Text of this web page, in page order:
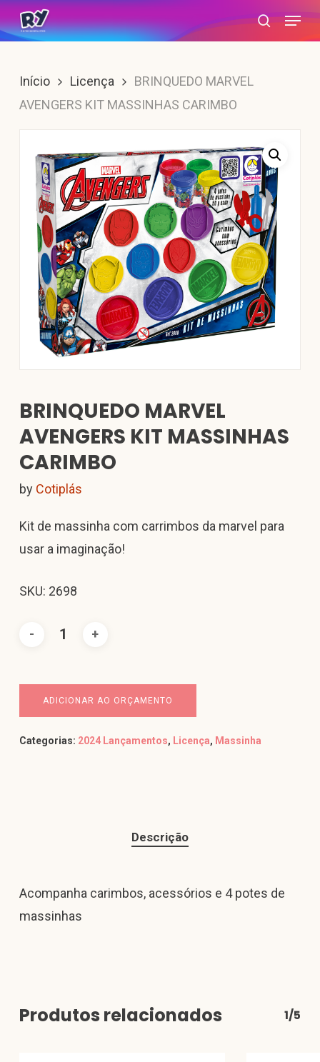
Skip
to
content
search
Menu
Início Licença
BRINQUEDO MARVEL
AVENGERS KIT MASSINHAS CARIMBO
BRINQUEDO MARVEL
AVENGERS KIT MASSINHAS
CARIMBO
by Cotiplás
Kit de massinha com carrimbos da marvel para
usar a imaginação!
SKU: 2698
ADICIONAR AO ORÇAMENTO
Categorias: 2024 Lançamentos, Licença, Massinha
Descrição
Acompanha carimbos, acessórios e 4 potes de
massinhas
Produtos relacionados 1/5